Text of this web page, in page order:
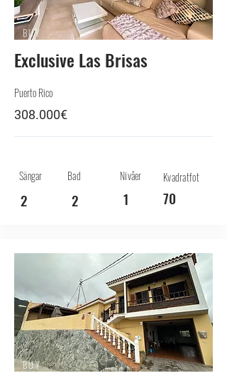
BUY
Exclusive Las Brisas
Puerto Rico
308.000€
Sängar Bad Nivåer Kvadratfot
2 2 1 70
BUY